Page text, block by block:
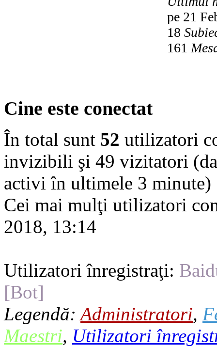
pe 21
18
161
Cine este conectat
În total sunt 52 utilizatori
invizibili şi 49 vizitatori
activi în ultimele 3 minute)
Cei mai mulţi utilizatori
2018, 13:14
Utilizatori înregistraţi:
[Bot]
Legendă:Administratori,
Maestri, Utilizatori